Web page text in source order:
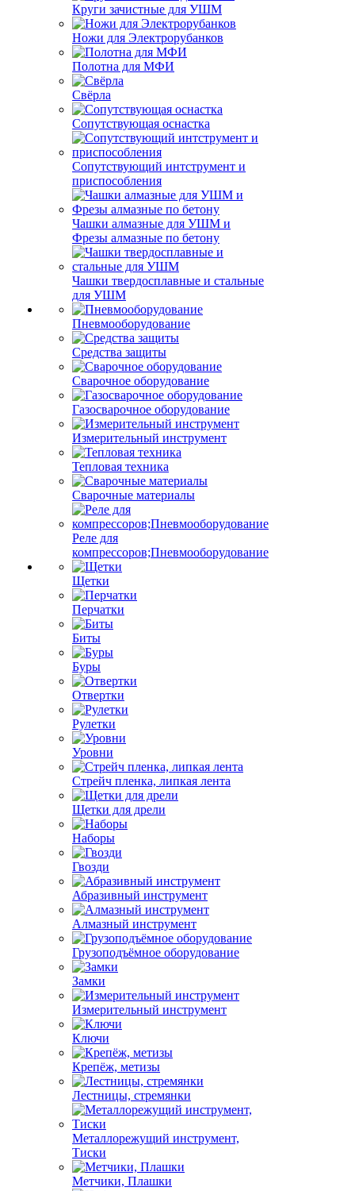
Круги зачистные для УШМ
Ножи для Электрорубанков
Полотна для МФИ
Свёрла
Сопутствующая оснастка
Сопутствующий интструмент и
приспособления
Чашки алмазные для УШМ и
Фрезы алмазные по бетону
Чашки твердосплавные и стальные
для УШМ
Пневмооборудование
Средства защиты
Сварочное оборудование
Газосварочное оборудование
Измерительный инструмент
Тепловая техника
Сварочные материалы
Реле для
компрессоров;Пневмооборудование
Щетки
Перчатки
Биты
Буры
Отвертки
Рулетки
Уровни
Стрейч пленка, липкая лента
Щетки для дрели
Наборы
Гвозди
Абразивный инструмент
Алмазный инструмент
Грузоподъёмное оборудование
Замки
Измерительный инструмент
Ключи
Крепёж, метизы
Лестницы, стремянки
Металлорежущий инструмент,
Тиски
Метчики, Плашки